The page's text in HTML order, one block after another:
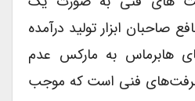
صاحبان ابزار تولید درآمده
هابرماس به مارکس عدم
فنی است که موجب